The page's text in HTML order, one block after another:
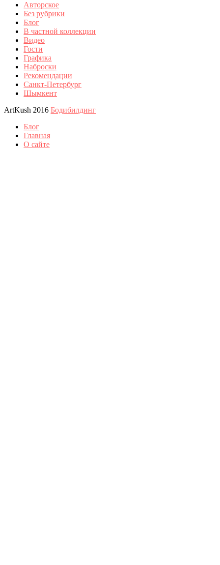
Авторское
Без рубрики
Блог
В частной коллекции
Видео
Гости
Графика
Наброски
Рекомендации
Санкт-Петербург
Шымкент
ArtKush 2016 Бодибилдинг
Блог
Главная
О сайте